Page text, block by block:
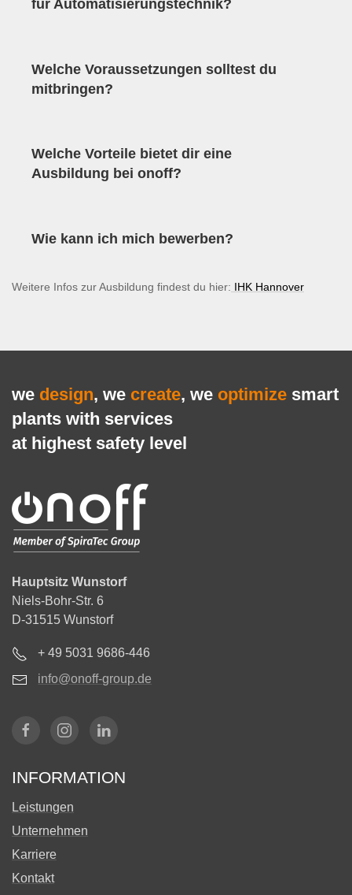
für Automatisierungstechnik?
Welche Voraussetzungen solltest du
mitbringen?
Welche Vorteile bietet dir eine
Ausbildung bei onoff?
Wie kann ich mich bewerben?
Weitere Infos zur Ausbildung findest du hier: IHK Hannover
we design, we create, we optimize smart
plants with services
at highest safety level
Hauptsitz Wunstorf
Niels-Bohr-Str. 6
D-31515 Wunstorf
+ 49 5031 9686-446
info@onoff-group.de
INFORMATION
Leistungen
Unternehmen
Karriere
Kontakt